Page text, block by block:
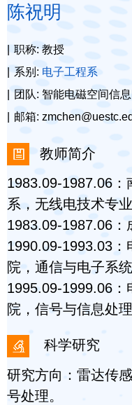
陈祝明
职称: 教授
系别: 电子工程系
团队: 智能电磁空间信
邮箱:
教师简介
1983.09-1987.06：
系，无线电技术专
1983.09-1987.06
1990.09-1993.03：
院，通信与电子系
1995.09-1999.06：
院，信号与信息处
科学研究
研究方向：雷达传
号处理。